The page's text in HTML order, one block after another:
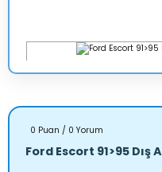
0 Puan / 0 Yorum
Ford Escort 91>95 Dış